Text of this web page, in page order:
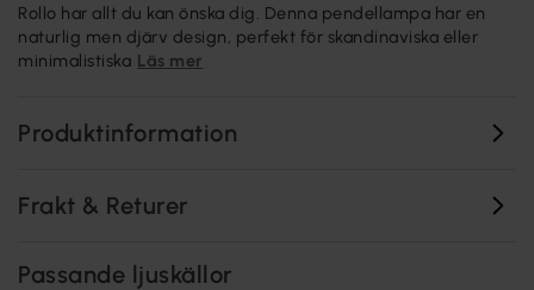
Rollo har allt du kan önska dig. Denna pendellampa har en
naturlig men djärv design, perfekt för skandinaviska eller
minimalistiska Läs mer
Produktinformation
Frakt & Returer
Passande ljuskällor